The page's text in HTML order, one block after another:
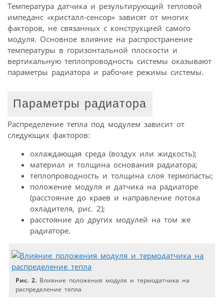
Температура датчика и результирующий тепловой
импеданс «кристалл-сенсор» зависят от многих
факторов, не связанных с конструкцией самого
модуля. Основное влияние на распространение
температуры в горизонтальной плоскости и
вертикальную теплопроводность системы оказывают
параметры радиатора и рабочие режимы системы.
Параметры радиатора
Распределение тепла под модулем зависит от
следующих факторов:
охлаждающая среда (воздух или жидкость);
материал и толщина основания радиатора;
теплопроводность и толщина слоя термопасты;
положение модуля и датчика на радиаторе
(расстояние до краев и направление потока
охладителя, рис. 2);
расстояние до других модулей на том же
радиаторе.
Рис. 2. Влияние положения модуля и термодатчика на
распределение тепла